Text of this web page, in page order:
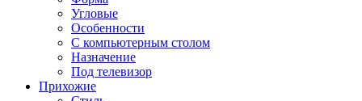
Угловые
Особенности
С компьютерным столом
Назначение
Под телевизор
Прихожие